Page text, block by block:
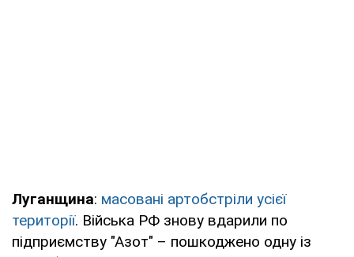
Луганщина: масовані артобстріли усієї
території. Війська РФ знову вдарили по
підприємству "Азот" – пошкоджено одну із